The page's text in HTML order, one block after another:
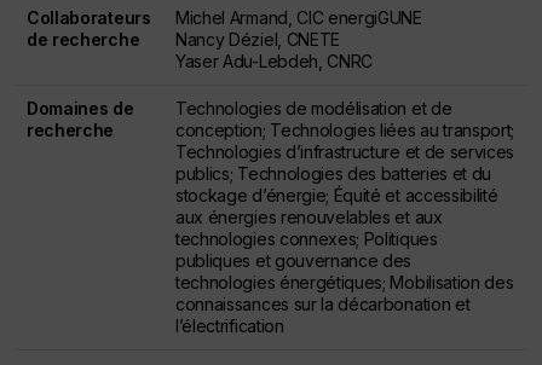
Collaborateurs
de recherche
Michel Armand, CIC energiGUNE
Nancy Déziel, CNETE
Yaser Adu-Lebdeh, CNRC
Domaines de
recherche
Technologies de modélisation et de
conception; Technologies liées au transport;
Technologies d’infrastructure et de services
publics; Technologies des batteries et du
stockage d’énergie; Équité et accessibilité
aux énergies renouvelables et aux
technologies connexes; Politiques
publiques et gouvernance des
technologies énergétiques; Mobilisation des
connaissances sur la décarbonation et
l’électrification